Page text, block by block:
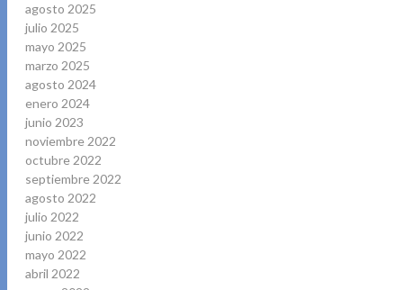
agosto 2025
julio 2025
mayo 2025
marzo 2025
agosto 2024
enero 2024
junio 2023
noviembre 2022
octubre 2022
septiembre 2022
agosto 2022
julio 2022
junio 2022
mayo 2022
abril 2022